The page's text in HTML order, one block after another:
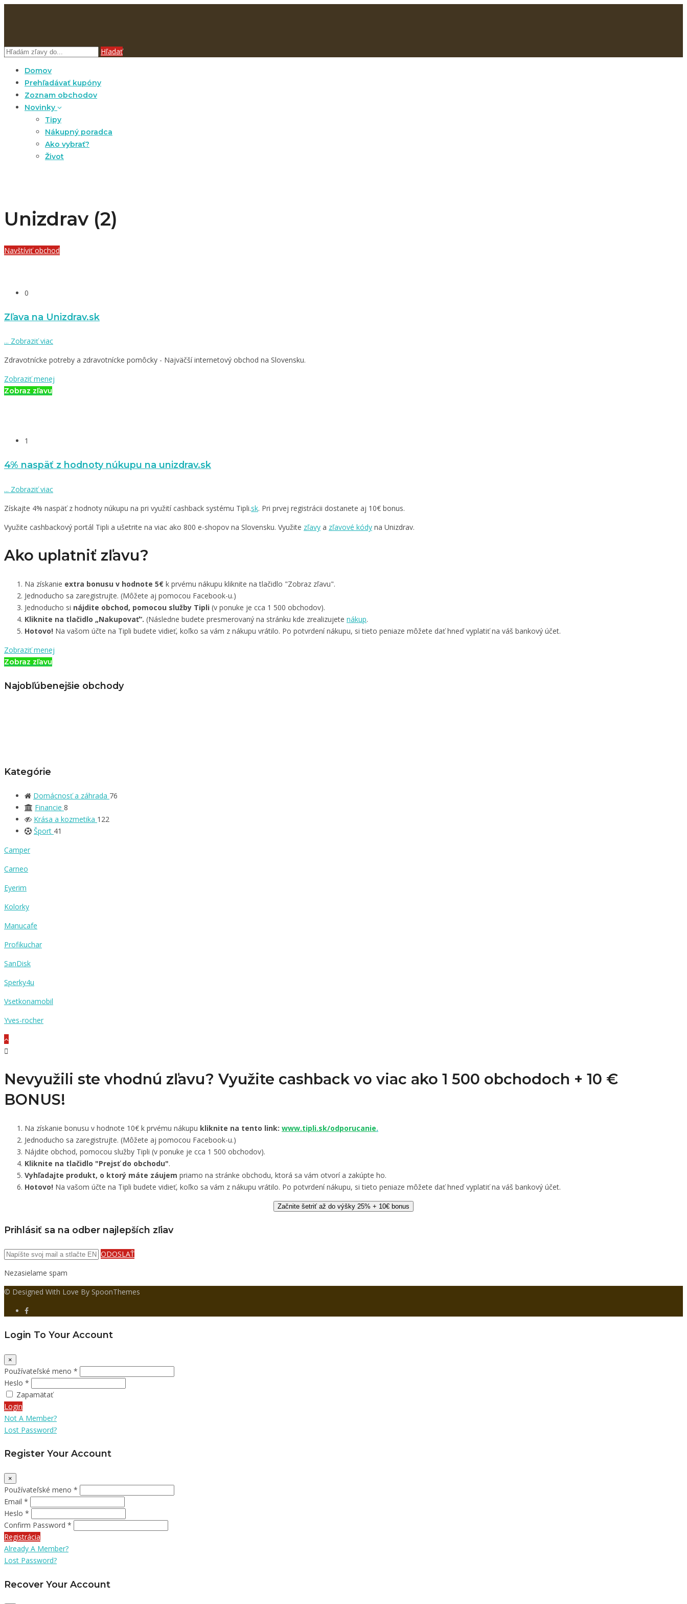
Hľadať
Domov
Prehľadávať kupóny
Zoznam obchodov
Novinky
Tipy
Nákupný poradca
Ako vybrať?
Život
Unizdrav (2)
Navštíviť obchod
0
Zľava na Unizdrav.sk
... Zobraziť viac
Zdravotnícke potreby a zdravotnícke pomôcky - Najväčší internetový obchod na Slovensku.
Zobraziť menej
Zobraz zľavu
1
4% naspäť z hodnoty núkupu na unizdrav.sk
... Zobraziť viac
Získajte 4% naspäť z hodnoty núkupu na pri využití cashback systému Tipli.sk. Pri prvej registrácii dostanete aj 10€ bonus.
Využite cashbackový portál Tipli a ušetrite na viac ako 800 e-shopov na Slovensku. Využite zľavy a zľavové kódy na Unizdrav.
Ako uplatniť zľavu?
Na získanie extra bonusu v hodnote 5€ k prvému nákupu kliknite na tlačidlo "Zobraz zľavu".
Jednoducho sa zaregistrujte. (Môžete aj pomocou Facebook-u.)
Jednoducho si nájdite obchod, pomocou služby Tipli (v ponuke je cca 1 500 obchodov).
Kliknite na tlačidlo „Nakupovať“. (Následne budete presmerovaný na stránku kde zrealizujete nákup.
Hotovo! Na vašom účte na Tipli budete vidieť, koľko sa vám z nákupu vrátilo. Po potvrdení nákupu, si tieto peniaze môžete dať hneď vyplatiť na váš bankový účet.
Zobraziť menej
Zobraz zľavu
Najobľúbenejšie obchody
Kategórie
Domácnosť a záhrada 76
Financie 8
Krása a kozmetika 122
Šport 41
Camper
Carneo
Eyerim
Kolorky
Manucafe
Profikuchar
SanDisk
Sperky4u
Vsetkonamobil
Yves-rocher
Nevyužili ste vhodnú zľavu? Využite cashback vo viac ako 1 500 obchodoch + 10 €
BONUS!
Na získanie bonusu v hodnote 10€ k prvému nákupu kliknite na tento link: www.tipli.sk/odporucanie.
Jednoducho sa zaregistrujte. (Môžete aj pomocou Facebook-u.)
Nájdite obchod, pomocou služby Tipli (v ponuke je cca 1 500 obchodov).
Kliknite na tlačidlo "Prejsť do obchodu".
Vyhľadajte produkt, o ktorý máte záujem priamo na stránke obchodu, ktorá sa vám otvorí a zakúpte ho.
Hotovo! Na vašom účte na Tipli budete vidieť, koľko sa vám z nákupu vrátilo. Po potvrdení nákupu, si tieto peniaze môžete dať hneď vyplatiť na váš bankový účet.
Začnite šetriť až do výšky 25% + 10€ bonus
Prihlásiť sa na odber najlepších zľiav
ODOSLAŤ
Nezasielame spam
© Designed With Love By SpoonThemes
Login To Your Account
×
Používateľské meno *
Heslo *
Zapamätať
Login
Not A Member?
Lost Password?
Register Your Account
×
Používateľské meno *
Email *
Heslo *
Confirm Password *
Registrácia
Already A Member?
Lost Password?
Recover Your Account